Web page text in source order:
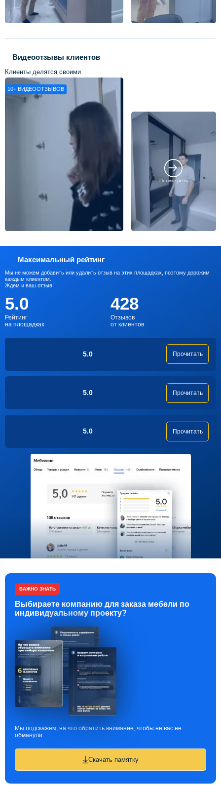
Видеоотзывы клиентов
Клиенты делятся своими
впечатлениями о нашей работе
10+ ВИДЕООТЗЫВОВ
Посмотреть
Максимальный рейтинг
Мы не можем добавить или удалить отзыв на этих площадках, поэтому дорожим
каждым клиентом.
Ждем и ваш отзыв!
5.0
Рейтинг
на площадках
428
Отзывов
от клиентов
5.0 Прочитать
5.0 Прочитать
5.0 Прочитать
ВАЖНО ЗНАТЬ
Выбираете компанию для заказа мебели по
индивидуальному проекту?
Мы подскажем, на что обратить внимание, чтобы не вас не
обманули.
Скачать памятку